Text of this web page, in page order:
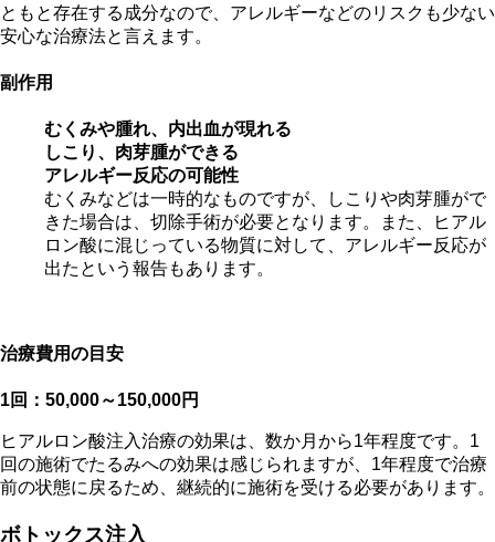
ともと存在する成分なので、アレルギーなどのリスクも少ない
安心な治療法と言えます。
副作用
むくみや腫れ、内出血が現れる
しこり、肉芽腫ができる
アレルギー反応の可能性
むくみなどは一時的なものですが、しこりや肉芽腫がで
きた場合は、切除手術が必要となります。また、ヒアル
ロン酸に混じっている物質に対して、アレルギー反応が
出たという報告もあります。
治療費用の目安
1回：50,000～150,000円
ヒアルロン酸注入治療の効果は、数か月から1年程度です。1
回の施術でたるみへの効果は感じられますが、1年程度で治療
前の状態に戻るため、継続的に施術を受ける必要があります。
ボトックス注入